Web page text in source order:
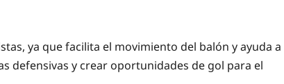
ya que facilita el movimiento del balón y ayuda a
defensivas y crear oportunidades de gol para el